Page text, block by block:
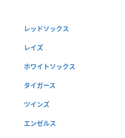
レッドソックス
レイズ
ホワイトソックス
タイガース
ツインズ
エンゼルス